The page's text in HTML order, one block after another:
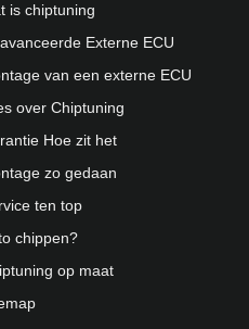
is chiptuning
Externe ECU
van een externe ECU
over Chiptuning
Hoe zit het
zo gedaan
ten top
chippen?
op maat